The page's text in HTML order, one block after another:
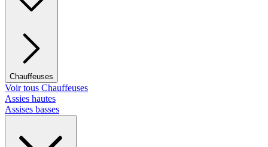
Chauffeuses
Voir tous Chauffeuses
Assies hautes
Assises basses